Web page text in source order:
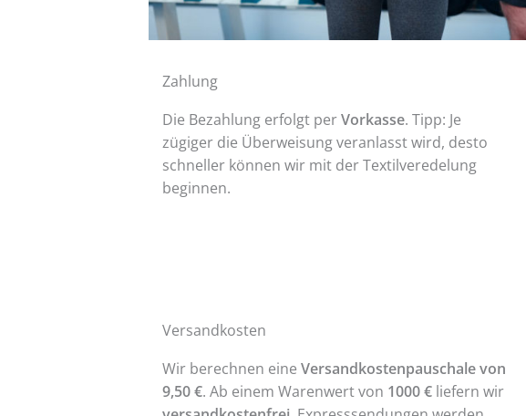
Zahlung
Die Bezahlung erfolgt perVorkasse. Tipp: Je
zügiger die Überweisung veranlasst wird, desto
schneller können wir mit der Textilveredelung
beginnen.
Versandkosten
Wir berechnen eine Versandkostenpauschale von
9,50 €. Ab einem Warenwert von 1000 €liefern wir